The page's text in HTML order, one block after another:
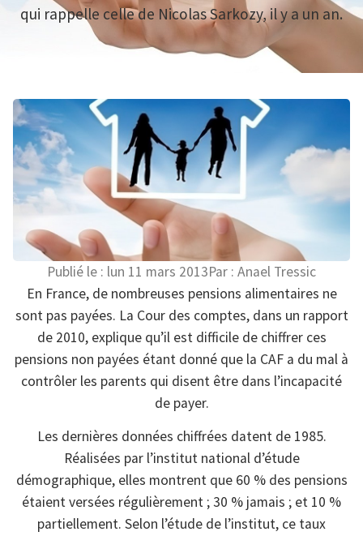
qui rappelle celle de Nicolas Sarkozy, il y a un an.
Publié le : lun 11 mars 2013Par : Anael Tressic
En France, de nombreuses pensions alimentaires ne
sont pas payées. La Cour des comptes, dans un rapport
de 2010, explique qu’il est difficile de chiffrer ces
pensions non payées étant donné que la CAF a du mal à
contrôler les parents qui disent être dans l’incapacité
de payer.
Les dernières données chiffrées datent de 1985.
Réalisées par l’institut national d’étude
démographique, elles montrent que 60 % des pensions
étaient versées régulièrement ; 30 % jamais ; et 10 %
partiellement. Selon l’étude de l’institut, ce taux